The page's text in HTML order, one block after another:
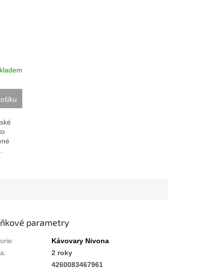
parametry
:
Kávovary Nivona
:
2 roky
4260083467961